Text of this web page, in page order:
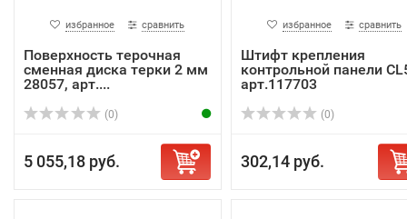
избранное сравнить
Поверхность терочная
сменная диска терки 2 мм
28057, арт....
(0)
5 055,18 руб.
избранное сравнить
Штифт крепления
контрольной панели
арт.117703
(0)
302,14 руб.